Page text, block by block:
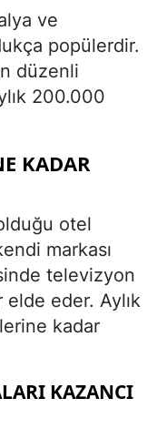
ve
popülerdir.
düzenli
200.000
KADAR
otel
markası
televizyon
elde eder. Aylık
kadar
KAZANCI